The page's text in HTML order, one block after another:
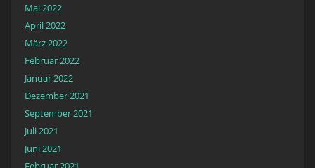
Mai 2022
April 2022
März 2022
Februar 2022
Januar 2022
Dezember 2021
September 2021
Juli 2021
Juni 2021